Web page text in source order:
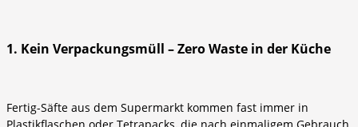
1. Kein Verpackungsmüll – Zero Waste in der Küche
Fertig-Säfte aus dem Supermarkt kommen fast immer in
Plastikflaschen oder Tetrapacks, die nach einmaligem Gebrauch